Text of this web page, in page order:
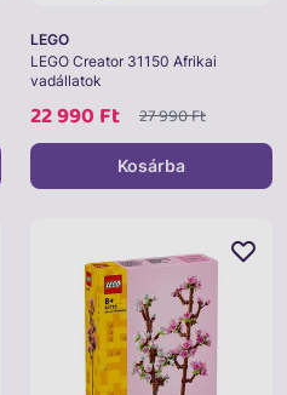
LEGO
LEGO Creator 31150 Afrikai
vadállatok
22 990 Ft 27 990 Ft
Kosárba